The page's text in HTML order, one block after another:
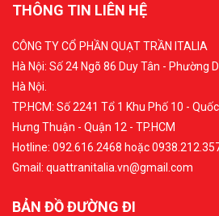
THÔNG TIN LIÊN HỆ
CÔNG TY CỔ PHẦN QUẠT TRẦN ITALIA
Hà Nội: Số 24 Ngõ 86 Duy Tân - Phường
Hà Nội.
TP.HCM: Số 2241 Tổ 1 Khu Phố 10 -
Hưng Thuận - Quận 12 - TP.HCM
Hotline: 092.616.2468 hoặc
Gmail: quattranitalia.vn@gmail.com
BẢN ĐỒ ĐƯỜNG ĐI